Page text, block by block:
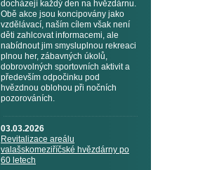
docházejí každý den na hvězdárnu.
Obě akce jsou koncipovány jako
vzdělávací, naším cílem však není
děti zahlcovat informacemi, ale
nabídnout jim smysluplnou rekreaci
plnou her, zábavných úkolů,
dobrovolných sportovních aktivit a
především odpočinku pod
hvězdnou oblohou při nočních
pozorováních.
03.03.2026
Revitalizace areálu
valašskomeziříčské hvězdárny po
60 letech